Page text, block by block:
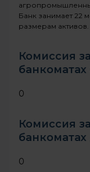
Запорожская
Ивановская
Иркутская
Калужская
Камчатский
Кемеровская
Банк занимает 22
размерам активов.
Комиссия
банкоматах
0
Комиссия
0